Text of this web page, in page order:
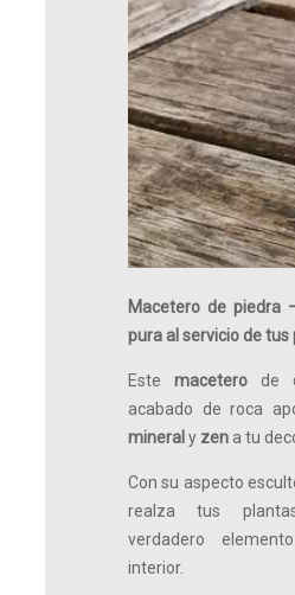
Macetero de piedra
pura al servicio de tus
Este macetero de
acabado de roca
mineraly zen a tu
Con su aspecto
realza tus
verdadero
interior.